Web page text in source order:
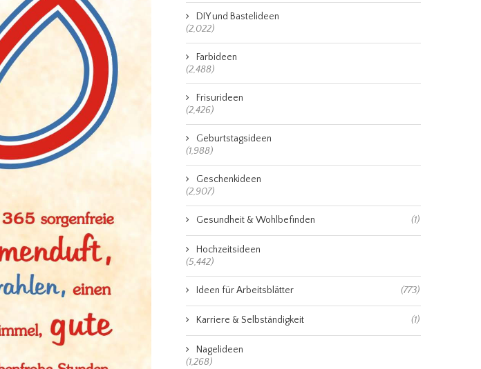
DIY und Bastelideen
(2,022)
Farbideen
(2,488)
Frisurideen
(2,426)
Geburtstagsideen
(1,988)
Geschenkideen
(2,907)
Gesundheit & Wohlbefinden (1)
Hochzeitsideen
(5,442)
Ideen für Arbeitsblätter (773)
Karriere & Selbständigkeit (1)
Nagelideen
(1,268)